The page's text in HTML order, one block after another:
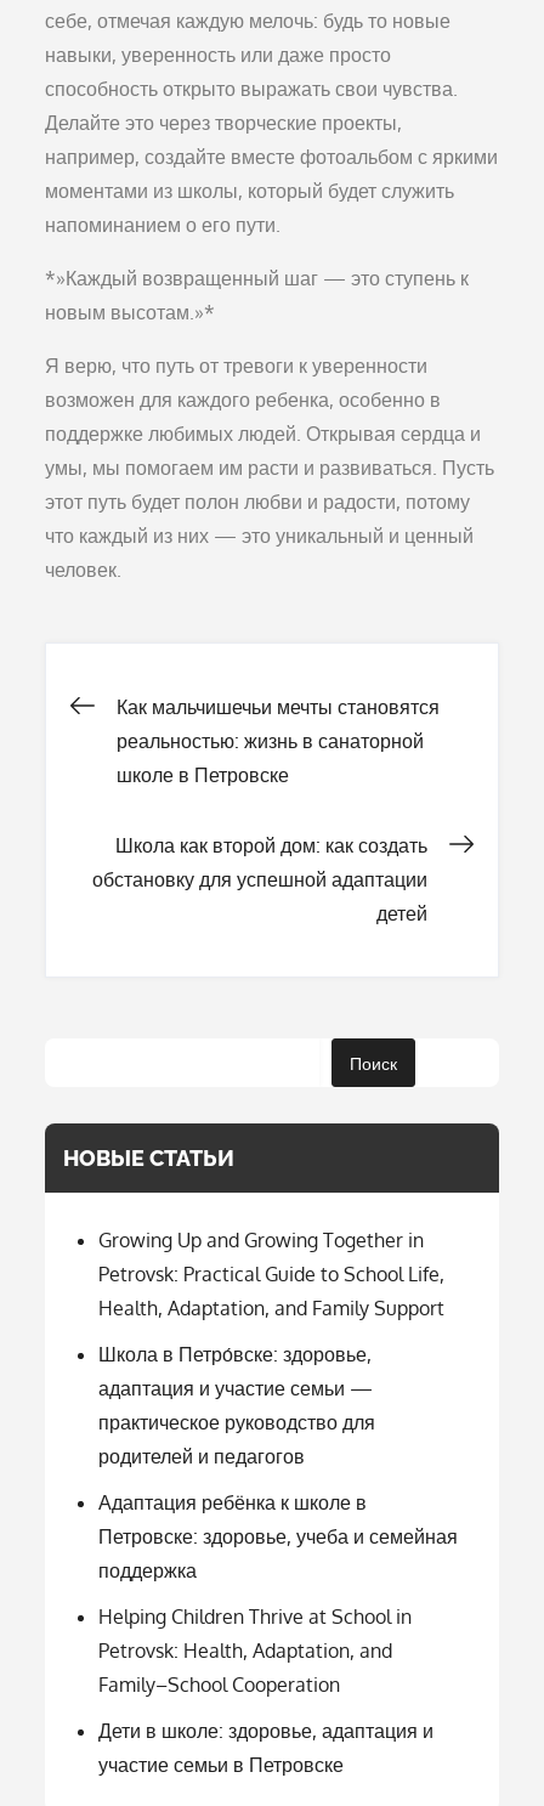
себе, отмечая каждую мелочь: будь то новые
навыки, уверенность или даже просто
способность открыто выражать свои чувства.
Делайте это через творческие проекты,
например, создайте вместе фотоальбом с яркими
моментами из школы, который будет служить
напоминанием о его пути.
*»Каждый возвращенный шаг — это ступень к
новым высотам.»*
Я верю, что путь от тревоги к уверенности
возможен для каждого ребенка, особенно в
поддержке любимых людей. Открывая сердца и
умы, мы помогаем им расти и развиваться. Пусть
этот путь будет полон любви и радости, потому
что каждый из них — это уникальный и ценный
человек.
Навигация
по
записям
Как мальчишечьи мечты становятся
реальностью: жизнь в санаторной
школе в Петровске
Школа как второй дом: как создать
обстановку для успешной адаптации
детей
Поиск
НОВЫЕ СТАТЬИ
Growing Up and Growing Together in
Petrovsk: Practical Guide to School Life,
Health, Adaptation, and Family Support
Школа в Петро́вске: здоровье,
адаптация и участие семьи —
практическое руководство для
родителей и педагогов
Адаптация ребёнка к школе в
Петровске: здоровье, учеба и семейная
поддержка
Helping Children Thrive at School in
Petrovsk: Health, Adaptation, and
Family–School Cooperation
Дети в школе: здоровье, адаптация и
участие семьи в Петровске